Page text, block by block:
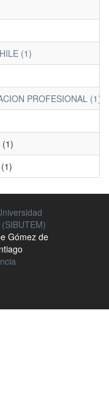
(1)
PROFESIONAL (1)
(1)
Gómez de